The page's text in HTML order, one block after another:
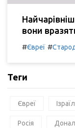
вони
#Євреї #
Теги
Євреї
Росія